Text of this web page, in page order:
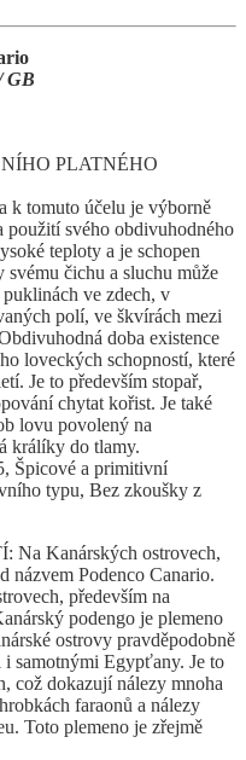
GB
PLATNÉHO
k tomuto účelu je výborně
použití svého obdivuhodného
teploty a je schopen
čichu a sluchu může
ve zdech, v
polí, ve škvírách mezi
doba existence
loveckých schopností, které
Je to především stopař,
chytat kořist. Je také
lovu povolený na
králíky do tlamy.
Špicové a primitivní
typu, Bez zkoušky z
Kanárských ostrovech,
názvem Podenco Canario.
především na
podengo je plemeno
ostrovy pravděpodobně
samotnými Egypťany. Je to
což dokazují nálezy mnoha
faraonů a nálezy
Toto plemeno je zřejmě